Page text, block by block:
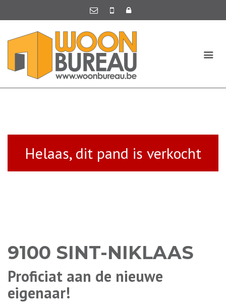
Helaas, dit pand is verkocht
9100 SINT-NIKLAAS
Proficiat aan de nieuwe
eigenaar!